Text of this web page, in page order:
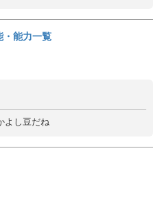
・能力一覧
よし豆だね